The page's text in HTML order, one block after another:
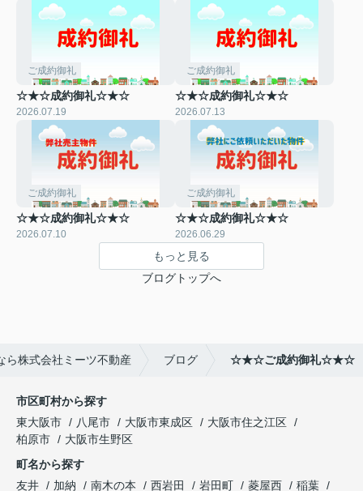
ご成約御礼
☆★☆成約御礼☆★☆
2026.07.19
ご成約御礼
☆★☆成約御礼☆★☆
2026.07.13
ご成約御礼
☆★☆成約御礼☆★☆
2026.07.10
ご成約御礼
☆★☆成約御礼☆★☆
2026.06.29
もっと見る
ブログトップへ
ら株式会社ミーツ不動産 ブログ ☆★☆ご成約御礼☆★☆
市区町村から探す
東大阪市
八尾市 大阪市東成区
大阪市住之江区
柏原市
大阪市生野区
町名から探す
友井
加納 南木の本 西岩田 岩田町 菱屋西
稲葉